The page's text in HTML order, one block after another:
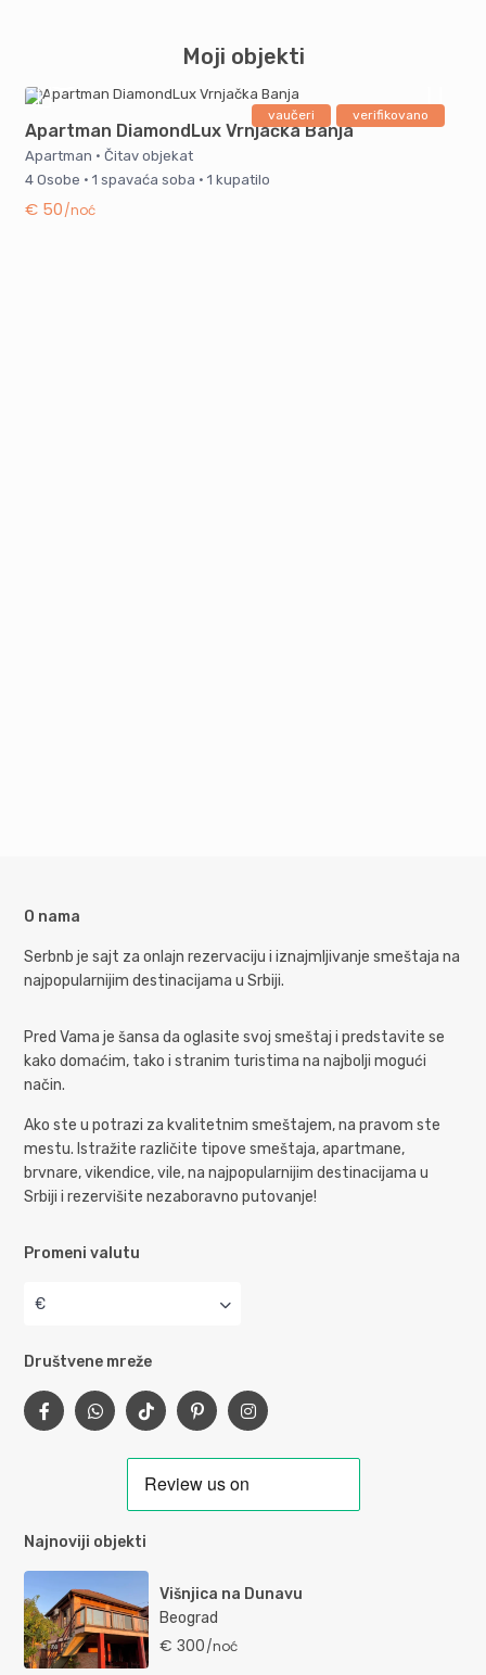
Moji objekti
vaučeri verifikovano
Apartman DiamondLux Vrnjačka Banja
Apartman · Čitav objekat
4 Osobe · 1 spavaća soba · 1 kupatilo
€ 50/noć
O nama
Serbnb je sajt za onlajn rezervaciju i iznajmljivanje smeštaja na
najpopularnijim destinacijama u Srbiji.
Pred Vama je šansa da oglasite svoj smeštaj i predstavite se
kako domaćim, tako i stranim turistima na najbolji mogući
način.
Ako ste u potrazi za kvalitetnim smeštajem, na pravom ste
mestu. Istražite različite tipove smeštaja, apartmane,
brvnare, vikendice, vile, na najpopularnijim destinacijama u
Srbiji i rezervišite nezaboravno putovanje!
Promeni valutu
€
Društvene mreže
Najnoviji objekti
Višnjica na Dunavu
Beograd
€ 300/noć